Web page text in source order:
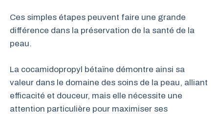
Ces simples étapes peuvent faire une grande
différence dans la préservation de la santé de la
peau.
La cocamidopropyl bétaïne démontre ainsi sa
valeur dans le domaine des soins de la peau, alliant
efficacité et douceur, mais elle nécessite une
attention particulière pour maximiser ses